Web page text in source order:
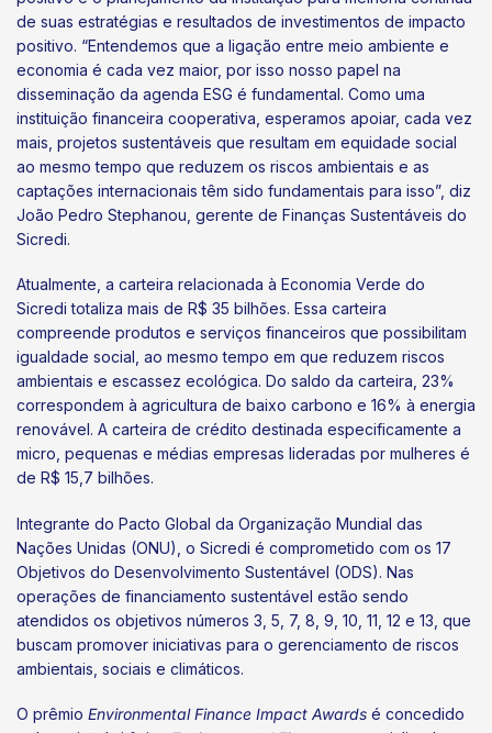
de suas estratégias e resultados de investimentos de impacto
positivo. “Entendemos que a ligação entre meio ambiente e
economia é cada vez maior, por isso nosso papel na
disseminação da agenda ESG é fundamental. Como uma
instituição financeira cooperativa, esperamos apoiar, cada vez
mais, projetos sustentáveis que resultam em equidade social
ao mesmo tempo que reduzem os riscos ambientais e as
captações internacionais têm sido fundamentais para isso”, diz
João Pedro Stephanou, gerente de Finanças Sustentáveis do
Sicredi.
Atualmente, a carteira relacionada à Economia Verde do
Sicredi totaliza mais de R$ 35 bilhões. Essa carteira
compreende produtos e serviços financeiros que possibilitam
igualdade social, ao mesmo tempo em que reduzem riscos
ambientais e escassez ecológica. Do saldo da carteira, 23%
correspondem à agricultura de baixo carbono e 16% à energia
renovável. A carteira de crédito destinada especificamente a
micro, pequenas e médias empresas lideradas por mulheres é
de R$ 15,7 bilhões.
Integrante do Pacto Global da Organização Mundial das
Nações Unidas (ONU), o Sicredi é comprometido com os 17
Objetivos do Desenvolvimento Sustentável (ODS). Nas
operações de financiamento sustentável estão sendo
atendidos os objetivos números 3, 5, 7, 8, 9, 10, 11, 12 e 13, que
buscam promover iniciativas para o gerenciamento de riscos
ambientais, sociais e climáticos.
O prêmio Environmental Finance Impact Awards é concedido